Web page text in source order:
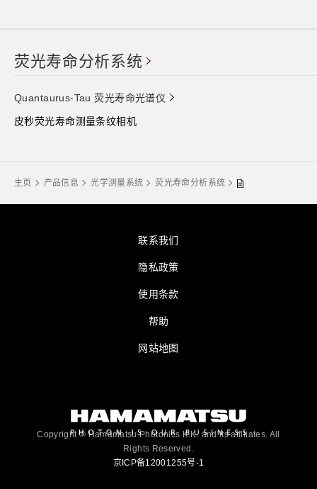
荧光寿命分析系统
Quantaurus-Tau 荧光寿命光谱仪
皮秒荧光寿命测量条纹相机
主页 产品信息 光学测量系统 荧光寿命分析系统
联系我们
隐私政策
使用条款
帮助
网站地图
Copyright © Hamamatsu Photonics K.K. and its affiliates. All
Rights Reserved.
京ICP备12001255号-1